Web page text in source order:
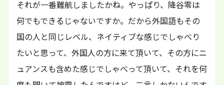
それが一番難航しましたかね。やっぱり、降谷零は
何でもできるじゃないですか。だから外国語もその
国の人と同じレベル、ネイティブな感じでしゃべり
たいと思って、外国人の方に来て頂いて、その方にニ
ュアンスも含めた感じでしゃべって頂いて、それを何